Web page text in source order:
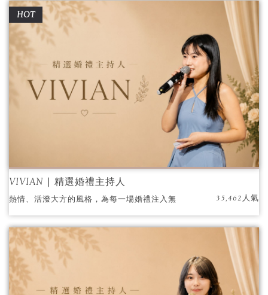
HOT
VIVIAN ∣ 精選婚禮主持人
熱情、活潑大方的風格，為每一場婚禮注入無
限能量與歡樂
35,462人氣